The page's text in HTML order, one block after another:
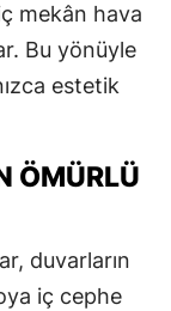
mekân hava
Bu yönüyle
estetik
ÖMÜRLÜ
duvarların
iç cephe